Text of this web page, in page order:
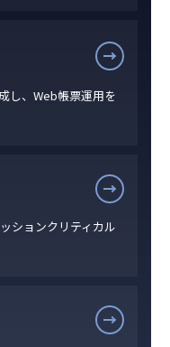
し、Web帳票運用を
ションクリティカル